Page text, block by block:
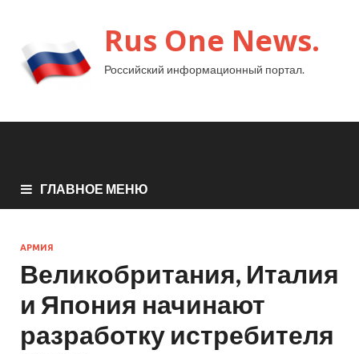
Rus One News.
Российский информационный портал.
ГЛАВНОЕ МЕНЮ
АРМИЯ
Великобритания, Италия
и Япония начинают
разработку истребителя